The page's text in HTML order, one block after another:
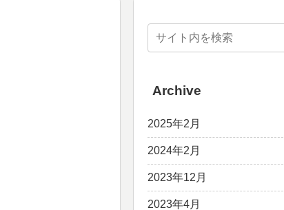
Archive
2025年2月
2024年2月
2023年12月
2023年4月